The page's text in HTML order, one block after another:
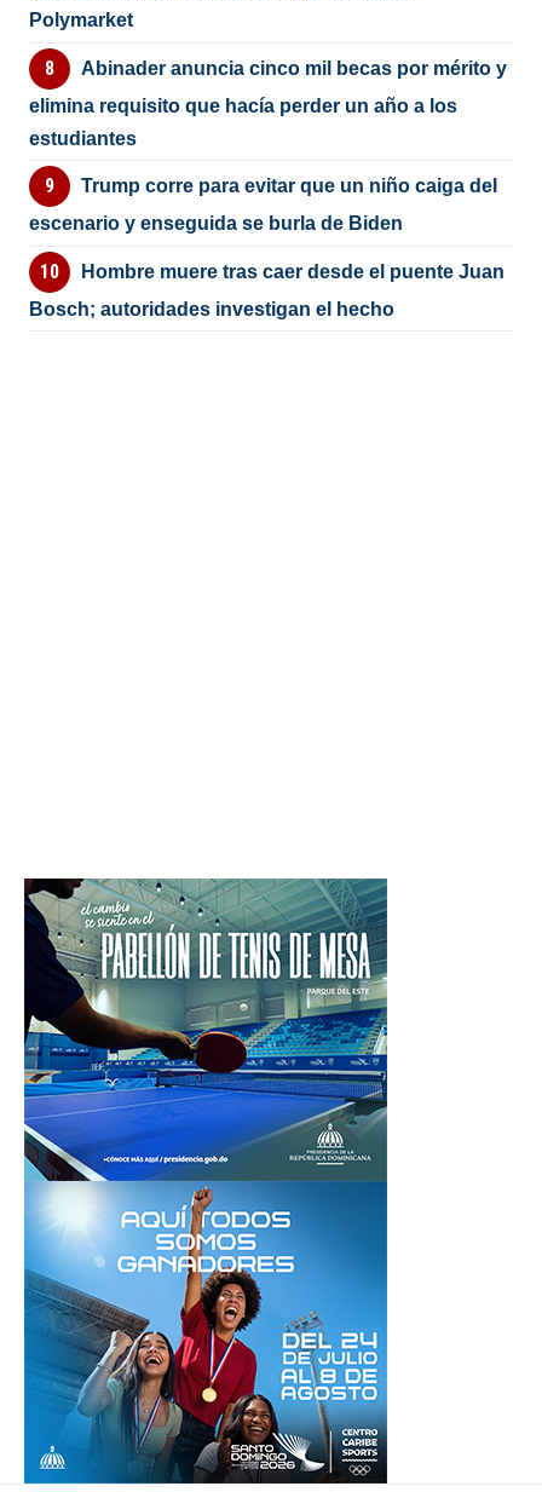
Polymarket
Abinader anuncia cinco mil becas por mérito y
elimina requisito que hacía perder un año a los
estudiantes
Trump corre para evitar que un niño caiga del
escenario y enseguida se burla de Biden
Hombre muere tras caer desde el puente Juan
Bosch; autoridades investigan el hecho